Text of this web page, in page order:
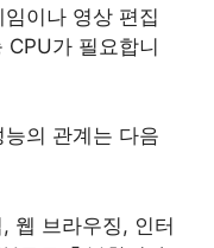
이나 영상 편집
CPU가 필요합니
의 관계는 다음
웹 브라우징, 인터